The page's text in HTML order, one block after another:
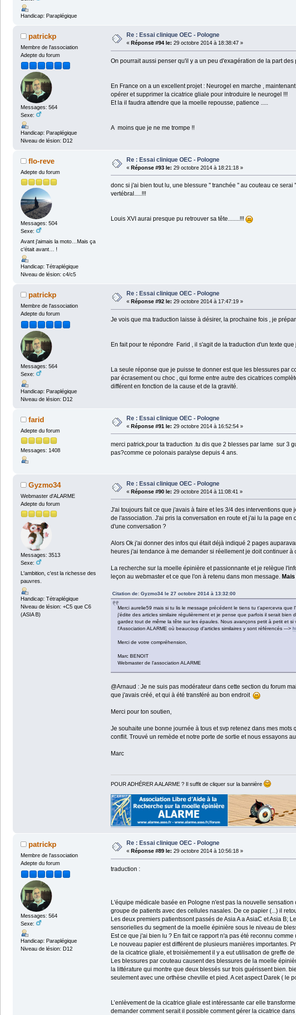
Handicap: Paraplégique
patrickp
Membre de l'association
Adepte du forum
Messages: 564
Sexe:
Handicap: Paraplégique
Niveau de lésion: D12
Re : Essai clinique OEC - Pologne
« Réponse #94 le: 29 octobre 2014 à 18:38:47 »
On pourrait aussi penser qu'il y a un peu d'exagération de la part
En France on a un excellent projet : Neurogel en marche ,
opérer et supprimer la cicatrice gliale pour introduire le neurogel !!!
Et la il faudra attendre que la moelle repousse, patience .....
A moins que je ne me trompe !!
flo-reve
Adepte du forum
Messages: 504
Sexe:
Avant j'aimais la moto…Mais ça
c'était avant… !
Handicap: Tétraplégique
Niveau de lésion: c4/c5
Re : Essai clinique OEC - Pologne
« Réponse #93 le: 29 octobre 2014 à 18:21:18 »
donc si j'ai bien tout lu, une blessure " tranchée " au couteau ce
vertébral.....!!!
Louis XVI aurai presque pu retrouver sa tête........!!!
patrickp
Membre de l'association
Adepte du forum
Messages: 564
Sexe:
Handicap: Paraplégique
Niveau de lésion: D12
Re : Essai clinique OEC - Pologne
« Réponse #92 le: 29 octobre 2014 à 17:47:19 »
Je vois que ma traduction laisse à désirer, la prochaine fois , je
En fait pour te répondre Farid , il s'agit de la traduction d'un texte
La seule réponse que je puisse te donner est que les blessures par
par écrasement ou choc , qui forme entre autre des cicatrices
différent en fonction de la cause et de la gravité.
farid
Adepte du forum
Messages: 1408
Re : Essai clinique OEC - Pologne
« Réponse #91 le: 29 octobre 2014 à 16:52:54 »
merci patrick,pour ta traduction .tu dis que 2 blesses par lame sur 3
pas?comme ce polonais paralyse depuis 4 ans.
Gyzmo34
Webmaster d'ALARME
Adepte du forum
Messages: 3513
Sexe:
L'ambition, c'est la richesse des
pauvres.
Handicap: Tétraplégique
Niveau de lésion: +C5 que C6
(ASIA B)
Re : Essai clinique OEC - Pologne
« Réponse #90 le: 29 octobre 2014 à 11:08:41 »
J'ai toujours fait ce que j'avais à faire et les 3/4 des interventions
de l'association. J'ai pris la conversation en route et j'ai lu la page
d'une conversation ?
Alors Ok j'ai donner des infos qui était déjà indiqué 2 pages
heures j'ai tendance à me demander si réellement je doit continuer à
La recherche sur la moelle épinière et passionnante et je relègue
leçon au webmaster et ce que l'on à retenu dans mon message.
Citation de: Gyzmo34 le 27 octobre 2014 à 13:32:00
Merci aurelie59 mais si tu lis le message précédent le tiens tu t'apercevra
j'édite des articles similaire régulièrement et je pense que parfois il serait
gardez tout de même la tête sur les épaules. Nous avançons petit à petit et
l'Association ALARME où beaucoup d'articles similaires y sont référencés --->
Merci de votre compréhension,
Marc BENOIT
Webmaster de l'association ALARME
@Arnaud : Je ne suis pas modérateur dans cette section du forum
que j'avais créé, et qui à été transféré au bon endroit
Merci pour ton soutien,
Je souhaite une bonne journée à tous et svp retenez dans mes
conflit. Trouvé un remède et notre porte de sortie et nous essayons
Marc
POUR ADHÉRER A ALARME ? Il suffit de cliquer sur la bannière
patrickp
Membre de l'association
Adepte du forum
Messages: 564
Sexe:
Handicap: Paraplégique
Niveau de lésion: D12
Re : Essai clinique OEC - Pologne
« Réponse #89 le: 29 octobre 2014 à 10:56:18 »
traduction :
L'équipe médicale basée en Pologne n'est pas la nouvelle
groupe de patients avec des cellules nasales. De ce papier (...) il
Les deux premiers patientssont passés de Asia A a AsiaC et Asia B;
sensorielles du segment de la moelle épinière sous le niveau de
Est ce que j'ai bien lu ? En fait ce rapport n'a pas été reconnu
Le nouveau papier est différent de plusieurs manières importantes.
de la cicatrice gliale, et troisièmement il y a eut utilisation de greffe
Les blessures par couteau causent des blessures de la moelle
la littérature qui montre que deux blessés sur trois guérissent bien.
seulement avec une orthèse cheville et pied. A cet aspect Darek ( le
L’enlèvement de la cicatrice gliale est intéressante car elle
demander comment serait il possible comment gérer la cicatrice